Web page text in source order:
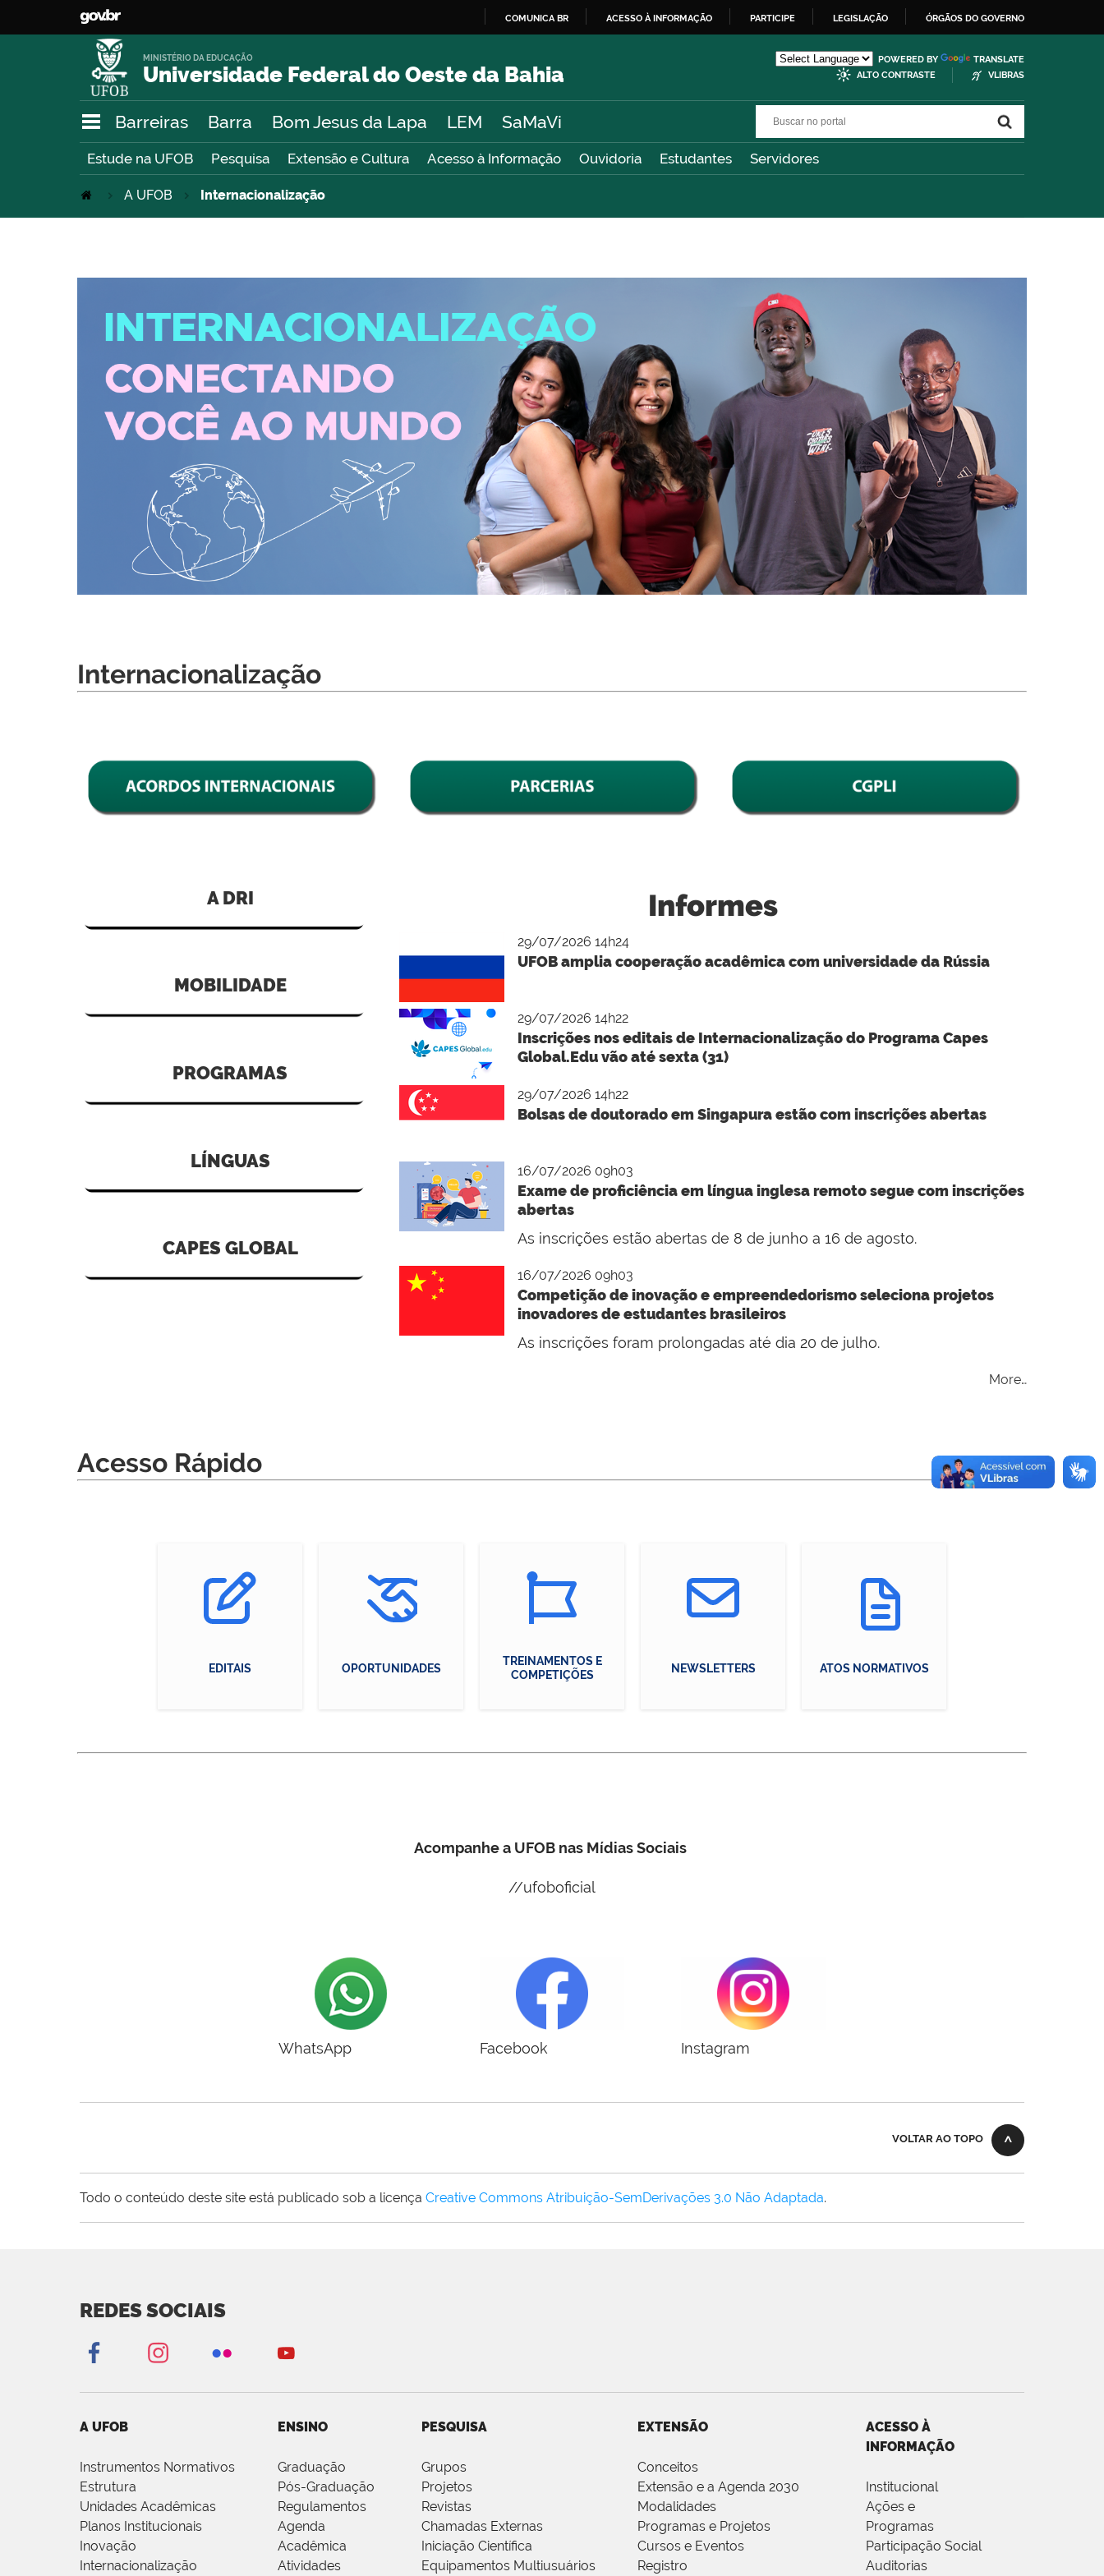
O
COMUNICA BR ACESSO À INFORMAÇÃO PARTICIPE LEGISLAÇÃO ÓRGÃOS DO GOVERNO
Universidade Federal do Oeste da Bahia
MINISTÉRIO DA EDUCAÇÃO POWERED BY
TRANSLATE
ALTO CONTRASTE
VLIBRAS
Barreiras Barra Bom Jesus da Lapa LEM SaMaVi
Estude na UFOB Pesquisa Extensão e Cultura Acesso à Informação Ouvidoria Estudantes Servidores
A UFOB Internacionalização
Internacionalização
A DRI
MOBILIDADE
PROGRAMAS
LÍNGUAS
CAPES GLOBAL
Informes
29/07/2026 14h24
UFOB amplia cooperação acadêmica com universidade da Rússia
29/07/2026 14h22
Inscrições nos editais de Internacionalização do Programa Capes
Global.Edu vão até sexta (31)
29/07/2026 14h22
Bolsas de doutorado em Singapura estão com inscrições abertas
16/07/2026 09h03
Exame de proficiência em língua inglesa remoto segue com inscrições
abertas
As inscrições estão abertas de 8 de junho a 16 de agosto.
16/07/2026 09h03
Competição de inovação e empreendedorismo seleciona projetos
inovadores de estudantes brasileiros
As inscrições foram prolongadas até dia 20 de julho.
More…
Acesso Rápido
EDITAIS OPORTUNIDADES
TREINAMENTOS E
COMPETIÇÕES
NEWSLETTERS ATOS NORMATIVOS
Acompanhe a UFOB nas Mídias Sociais
//ufoboficial
WhatsApp Facebook Instagram
VOLTAR AO TOPO
Todo o conteúdo deste site está publicado sob a licença Creative Commons Atribuição-SemDerivações 3.0 Não Adaptada.
REDES SOCIAIS
A UFOB
Instrumentos Normativos
Estrutura
Unidades Acadêmicas
Planos Institucionais
Inovação
Internacionalização
ENSINO
Graduação
Pós-Graduação
Regulamentos
Agenda
Acadêmica
Atividades
PESQUISA
Grupos
Projetos
Revistas
Chamadas Externas
Iniciação Científica
Equipamentos Multiusuários
EXTENSÃO
Conceitos
Extensão e a Agenda 2030
Modalidades
Programas e Projetos
Cursos e Eventos
Registro
ACESSO À
INFORMAÇÃO
Institucional
Ações e
Programas
Participação Social
Auditorias